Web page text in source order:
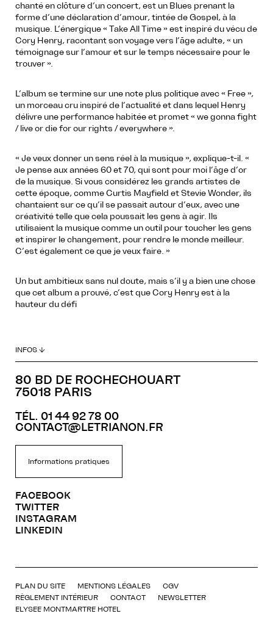
chanté en clôture d’un concert, est un Blues prenant la
forme d’une déclaration d’amour, tintée de Gospel, à la
musique. L’énergique « Take All Time » est inspiré du vécu de
Cory Henry, racontant son voyage vers l’âge adulte, « un
témoignage sur l’amour et sur le temps nécessaire pour le
trouver ».
L’album se termine sur une note plus politique avec « Free »,
un morceau cru inspiré de l’actualité et dans lequel Henry
délivre une performance habitée et promet « we gonna fight
/ live or die for our rights / everywhere ».
« Je veux donner un sens réel à la musique », explique-t-il. «
Je pense aux années 60 et 70, qui sont pour moi l’âge d’or
de la musique. Si vous considérez les grands artistes de
cette époque, comme Curtis Mayfield et Stevie Wonder, ils
chantaient sur ce qu’il se passait autour d’eux, avec une
créativité telle que cela poussait les gens à agir. Ils
utilisaient la musique comme un outil pour toucher les gens
et inspirer le changement, pour rendre le monde meilleur.
C’est également ce que je veux faire. »
Un but ambitieux sans nul doute, mais s’il y a bien une chose
que cet album a prouvé, c’est que Cory Henry est à la
hauteur du défi
INFOS ↓
80 BD DE ROCHECHOUART
75018 PARIS
TÉL. 01 44 92 78 00
CONTACT@LETRIANON.FR
Informations pratiques
FACEBOOK
TWITTER
INSTAGRAM
LINKEDIN
PLAN DU SITE MENTIONS LÉGALES
CGV
RÈGLEMENT INTÉRIEUR
CONTACT
NEWSLETTER
ELYSEE MONTMARTRE HOTEL